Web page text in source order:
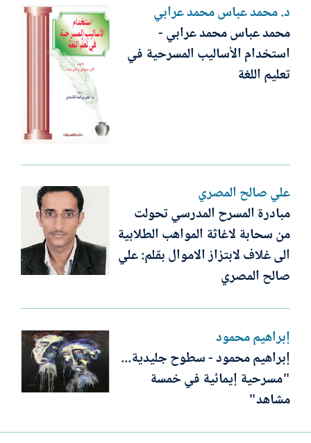
د. محمد عباس محمد عرابي
محمد عباس محمد عرابي -
استخدام الأساليب المسرحية في
تعليم اللغة
علي صالح المصري
مبادرة المسرح المدرسي تحولت
من سحابة لاغاثة المواهب الطلابية
الى غلاف لابتزاز الاموال بقلم: علي
صالح المصري
إبراهيم محمود
إبراهيم محمود - سطوح جليدية...
"مسرحية إيمائية في خمسة
مشاهد"